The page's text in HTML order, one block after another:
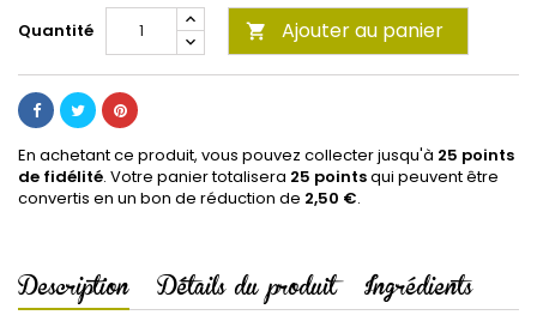
Quantité  Ajouter au panier
En achetant ce produit, vous pouvez collecter jusqu'à 25 points
de fidélité. Votre panier totalisera 25 pointsqui peuvent être
convertis en un bon de réduction de 2,50 €.
Description Détails du produit Ingrédients